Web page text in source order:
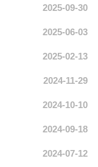
2025-09-30
2025-06-03
2025-02-13
2024-11-29
2024-10-10
2024-09-18
2024-07-12